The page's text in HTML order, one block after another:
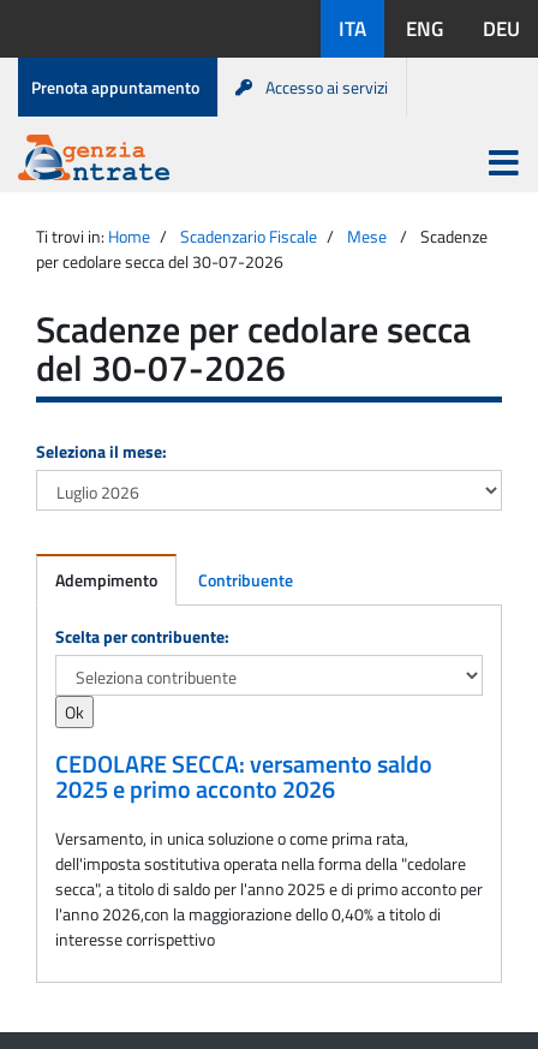
contenuto
disponibili:
ITA ENG DEU
Menu
di
servizio
Prenota appuntamento Accesso ai servizi
Agenzia
Entrate
Apri
menu
principale
Ti trovi in: Home Scadenzario Fiscale Mese
Scadenze
per cedolare secca del 30-07-2026
Scadenze per cedolare secca
del 30-07-2026
Seleziona il mese:
Adempimento Contribuente
Adempimento
Scelta per contribuente:
CEDOLARE SECCA: versamento saldo
2025 e primo acconto 2026
Versamento, in unica soluzione o come prima rata,
dell'imposta sostitutiva operata nella forma della "cedolare
secca", a titolo di saldo per l'anno 2025 e di primo acconto per
l'anno 2026,con la maggiorazione dello 0,40% a titolo di
interesse corrispettivo